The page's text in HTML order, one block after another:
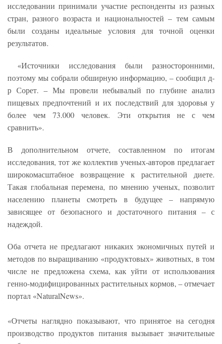
исследовании принимали участие респонденты из разных
стран, разного возраста и национальностей – тем самым
были созданы идеальные условия для точной оценки
результатов.
«Источники исследования были разносторонними,
поэтому мы собрали обширную информацию, – сообщил д-
р Сорет. – Мы провели небывалый по глубине анализ
пищевых предпочтений и их последствий для здоровья у
более чем 73.000 человек. Эти открытия не с чем
сравнить».
В дополнительном отчете, составленном по итогам
исследования, тот же коллектив ученых-авторов предлагает
широкомасштабное возвращение к растительной диете.
Такая глобальная перемена, по мнению ученых, позволит
населению планеты смотреть в будущее – напрямую
зависящее от безопасного и достаточного питания – с
надеждой.
Оба отчета не предлагают никаких экономичных путей и
методов по выращиванию «продуктовых» животных, в том
числе не предложена схема, как уйти от использования
генно-модифицированных растительных кормов, – отмечает
портал «NaturalNews».
«Отчеты наглядно показывают, что принятое на сегодня
производство продуктов питания вызывает значительные